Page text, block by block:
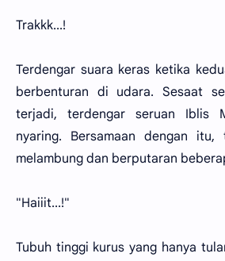
Trakkk...!
Terdengar suara keras ketika
berbenturan di udara. Sesaat
terjadi, terdengar seruan Iblis
nyaring. Bersamaan dengan itu,
melambung dan berputaran
"Haiiit...!"
Tubuh tinggi kurus yang hanya